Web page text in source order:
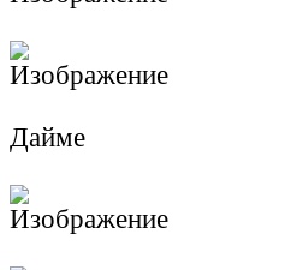
Дайме